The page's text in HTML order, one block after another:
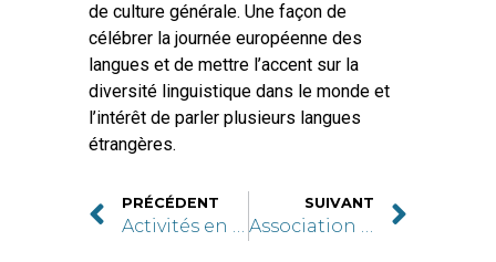
de culture générale. Une façon de
célébrer la journée européenne des
langues et de mettre l’accent sur la
diversité linguistique dans le monde et
l’intérêt de parler plusieurs langues
étrangères.
PRÉCÉDENT
Activités en cours d’anglais
SUIVANT
Association La feuille d’érable